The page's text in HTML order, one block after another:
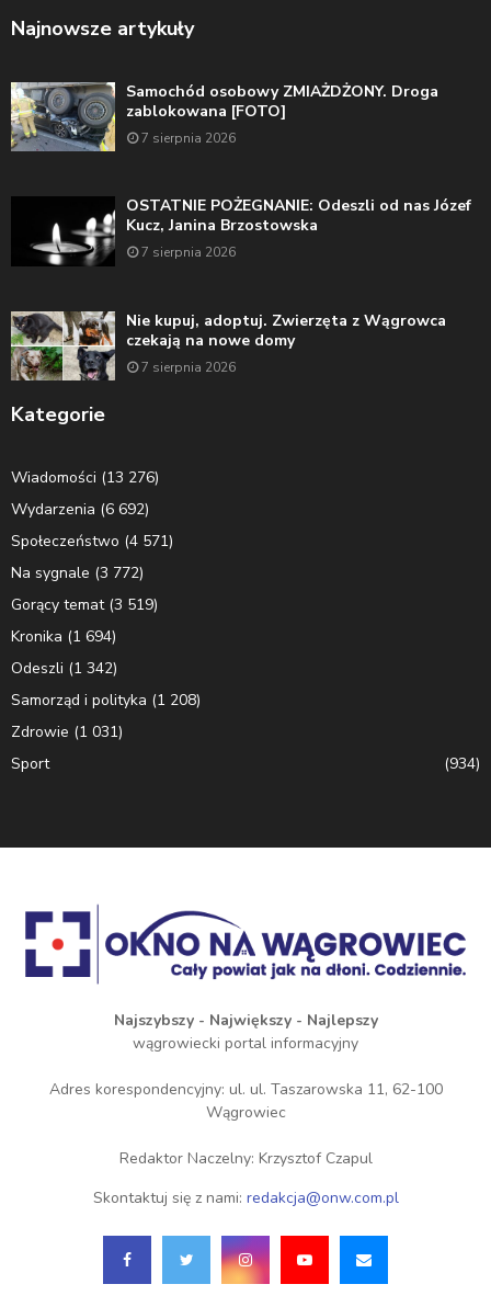
Najnowsze artykuły
Samochód osobowy ZMIAŻDŻONY. Droga
zablokowana [FOTO]
7 sierpnia 2026
OSTATNIE POŻEGNANIE: Odeszli od nas Józef
Kucz, Janina Brzostowska
7 sierpnia 2026
Nie kupuj, adoptuj. Zwierzęta z Wągrowca
czekają na nowe domy
7 sierpnia 2026
Kategorie
Wiadomości (13 276)
Wydarzenia (6 692)
Społeczeństwo (4 571)
Na sygnale (3 772)
Gorący temat(3 519)
Kronika (1 694)
Odeszli (1 342)
Samorząd i polityka (1 208)
Zdrowie (1 031)
Sport
(934)
Najszybszy - Największy - Najlepszy
wągrowiecki portal informacyjny
Adres korespondencyjny: ul. ul. Taszarowska 11, 62-100
Wągrowiec
Redaktor Naczelny: Krzysztof Czapul
Skontaktuj się z nami: redakcja@onw.com.pl